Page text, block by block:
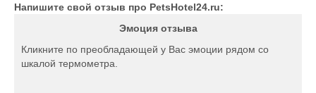
Напишите свой отзыв про PetsHotel24.ru:
Эмоция отзыва
Кликните по преобладающей у Вас эмоции рядом со
шкалой термометра.